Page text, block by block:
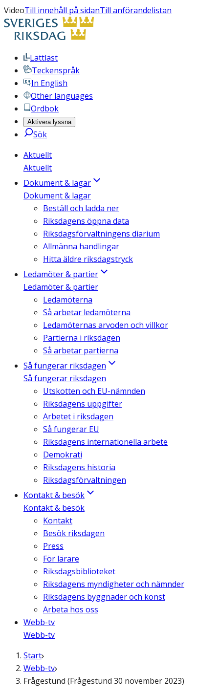
VideoTill innehåll på sidanTill anförandelistan
Lättläst
Teckenspråk
In English
Other languages
Ordbok
Aktivera lyssna
Sök
Aktuellt
Aktuellt
Dokument & lagar
Dokument & lagar
Beställ och ladda ner
Riksdagens öppna data
Riksdagsförvaltningens diarium
Allmänna handlingar
Hitta äldre riksdagstryck
Ledamöter & partier
Ledamöter & partier
Ledamöterna
Så arbetar ledamöterna
Ledamöternas arvoden och villkor
Partierna i riksdagen
Så arbetar partierna
Så fungerar riksdagen
Så fungerar riksdagen
Utskotten och EU-nämnden
Riksdagens uppgifter
Arbetet i riksdagen
Så fungerar EU
Riksdagens internationella arbete
Demokrati
Riksdagens historia
Riksdagsförvaltningen
Kontakt & besök
Kontakt & besök
Kontakt
Besök riksdagen
Press
För lärare
Riksdagsbiblioteket
Riksdagens myndigheter och nämnder
Riksdagens byggnader och konst
Arbeta hos oss
Webb-tv
Webb-tv
Start
Webb-tv
Frågestund (Frågestund 30 november 2023)